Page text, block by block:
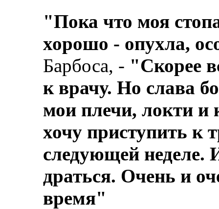
"Пока что моя
хорошо - опухла,
Барбоса, - "Скорее
к врачу. Но слава
мои плечи, локти и
хочу приступить к
следующей неделе.
драться. Очень и
время"